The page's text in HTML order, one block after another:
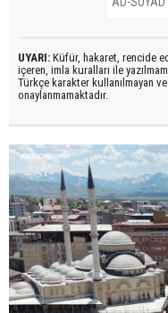
UYARI: Küfür, hakaret, rencide
içeren, imla kuralları ile
Türkçe karakter kullanılmayan
onaylanmamaktadır.